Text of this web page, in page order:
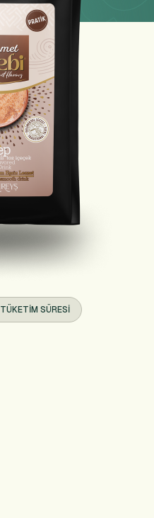
TÜKETIM SÜRESI